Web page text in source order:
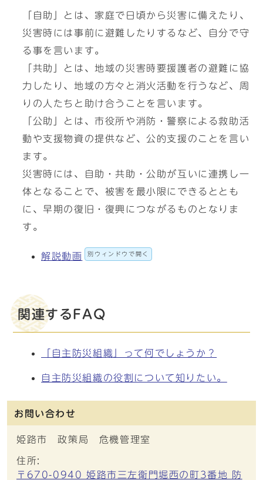
「自助」とは、家庭で日頃から災害に備えたり、
災害時には事前に避難したりするなど、自分で守
る事を言います。
「共助」とは、地域の災害時要援護者の避難に協
力したり、地域の方々と消火活動を行うなど、周
りの人たちと助け合うことを言います。
「公助」とは、市役所や消防・警察による救助活
動や支援物資の提供など、公的支援のことを言い
ます。
災害時には、自助・共助・公助が互いに連携し一
体となることで、被害を最小限にできるととも
に、早期の復旧・復興につながるものとなりま
す。
解説動画 別ウィンドウで開く
関連するFAQ
「自主防災組織」って何でしょうか？
自主防災組織の役割について知りたい。
お問い合わせ
姫路市 政策局 危機管理室
住所:
〒670-0940 姫路市三左衛門堀西の町3番地 防